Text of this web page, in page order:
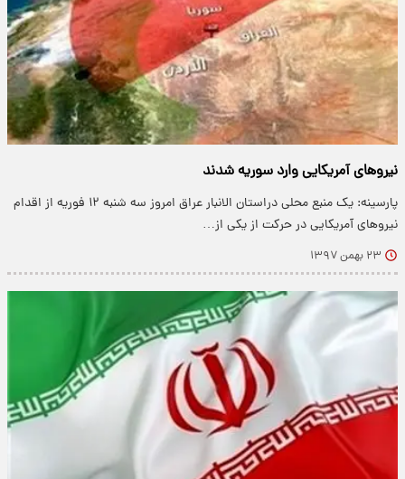
نیروهای آمریکایی وارد سوریه شدند
پارسینه: یک منبع محلی دراستان الانبار عراق امروز سه شنبه ۱۲ فوریه از اقدام
نیروهای آمریکایی در حرکت از یکی از…
۲۳ بهمن ۱۳۹۷